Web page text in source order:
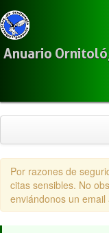
Anuario
Citas
Especies
Por razones de
citas sensibles. No
enviándonos un